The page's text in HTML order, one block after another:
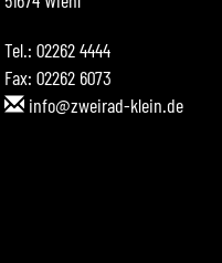
Tel.: 02262 4444
Fax: 02262 6073
info@zweirad-klein.de